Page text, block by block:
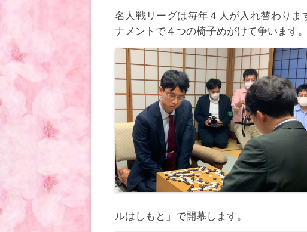
名人戦リーグは毎年４人が入れ替わり
ナメントで４つの椅子めがけて争います。
ルはしもと」で開幕します。